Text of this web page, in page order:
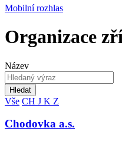
Mobilní rozhlas
Organizace
Název
Hledat
Vše CH J K Z
Chodovka a.s.